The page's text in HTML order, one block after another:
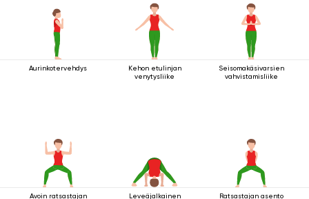
Aurinkotervehdys
Kehon etulinjan
venytysliike
Seisomakäsivarsien
vahvistamisliike
Avoin ratsastajan Leveäjalkainen Ratsastajan asento